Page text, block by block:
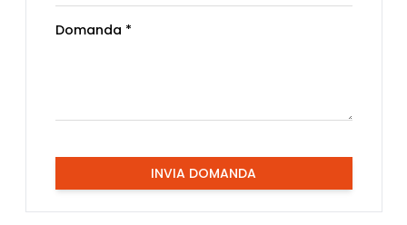
Domanda *
INVIA DOMANDA